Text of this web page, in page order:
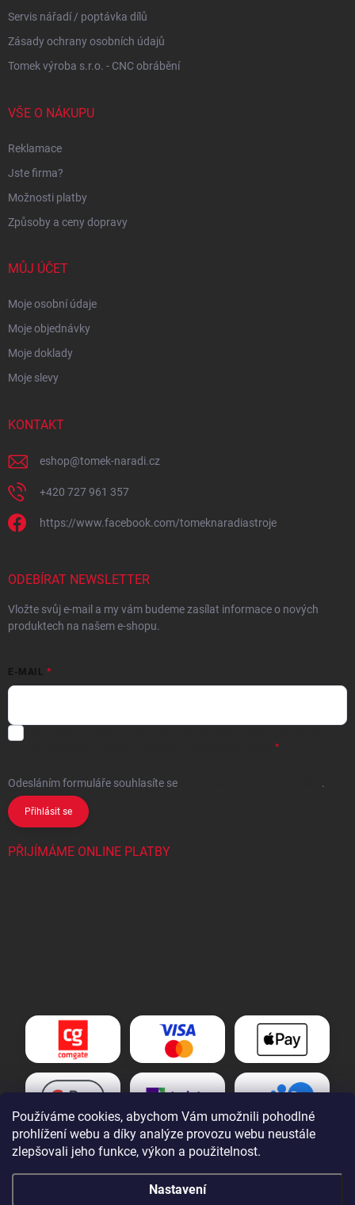
Používáme cookies, abychom Vám umožnili pohodlné
prohlížení webu a díky analýze provozu webu neustále
zlepšovali jeho funkce, výkon a použitelnost.
Nastavení
Servis nářadí / poptávka dílů
Zásady ochrany osobních údajů
Tomek výroba s.r.o. - CNC obrábění
VŠE O NÁKUPU
Reklamace
Jste firma?
Možnosti platby
Způsoby a ceny dopravy
MŮJ ÚČET
Moje osobní údaje
Moje objednávky
Moje doklady
Moje slevy
KONTAKT
eshop@tomek-naradi.cz
+420 727 961 357
https://www.facebook.com/tomeknaradiastroje
ODEBÍRAT NEWSLETTER
Vložte svůj e-mail a my vám budeme zasílat informace o nových
produktech na našem e-shopu.
E-MAIL
Odesláním formuláře souhlasíte se .
Přihlásit se
PŘIJÍMÁME ONLINE PLATBY